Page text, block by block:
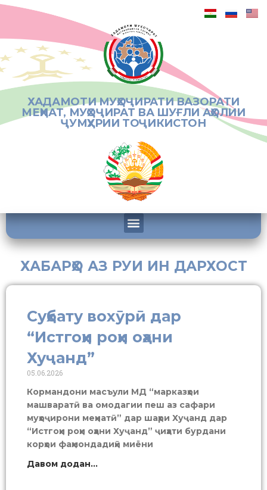
ХАДАМОТИ МУҲОҶИРАТИ ВАЗОРАТИ
МЕҲНАТ, МУҲОҶИРАТ ВА ШУҒЛИ АҲОЛИИ
ҶУМҲУРИИ ТОҶИКИСТОН
ХАБАРҲО АЗ РУИ ИН ДАРХОСТ
Суҳбату вохӯрӣ дар
“Истгоҳи роҳи оҳани
Хуҷанд”
05.06.2026
Кормандони масъули МД “марказҳои
машваратӣ ва омодагии пеш аз сафари
муҳоҷирони меҳнатӣ” дар шаҳри Хуҷанд дар
“Истгоҳи роҳи оҳани Хуҷанд” ҷиҳати бурдани
корҳои фаҳмондадиҳӣ миёни
Давом додан...